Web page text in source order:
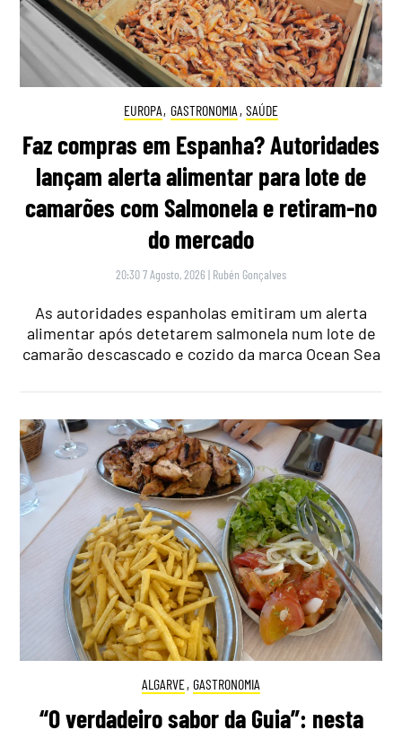
EUROPA, GASTRONOMIA , SAÚDE
Faz compras em Espanha? Autoridades
lançam alerta alimentar para lote de
camarões com Salmonela e retiram-no
do mercado
20:30 7 Agosto, 2026 | Rubén Gonçalves
As autoridades espanholas emitiram um alerta
alimentar após detetarem salmonela num lote de
camarão descascado e cozido da marca Ocean Sea
ALGARVE, GASTRONOMIA
“O verdadeiro sabor da Guia”: nesta